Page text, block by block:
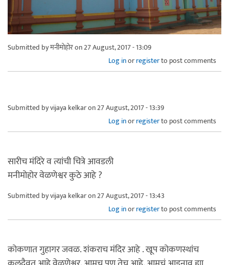
Submitted byमनीमोहोरon 27 August, 2017 - 13:09
Log inorregisterto post comments
Submitted byvijaya kelkaron 27 August, 2017 - 13:39
Log inorregisterto post comments
सारीच मंदिरे व त्यांची चित्रे आवडली
मनीमोहोर वेळणेश्वर कुठे आहे ?
Submitted byvijaya kelkaron 27 August, 2017 - 13:43
Log inorregisterto post comments
कोकणात गुहागर जवळ. शंकराच मंदिर आहे . खूप कोकणस्थांच